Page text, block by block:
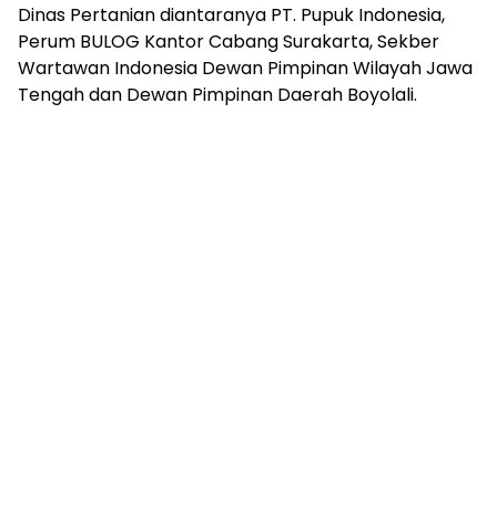
Dinas Pertanian diantaranya PT. Pupuk Indonesia,
Perum BULOG Kantor Cabang Surakarta, Sekber
Wartawan Indonesia Dewan Pimpinan Wilayah Jawa
Tengah dan Dewan Pimpinan Daerah Boyolali.